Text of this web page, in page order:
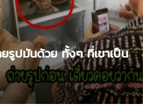
รูปมันด้วย ทั้งๆ ที่เขาเป็น